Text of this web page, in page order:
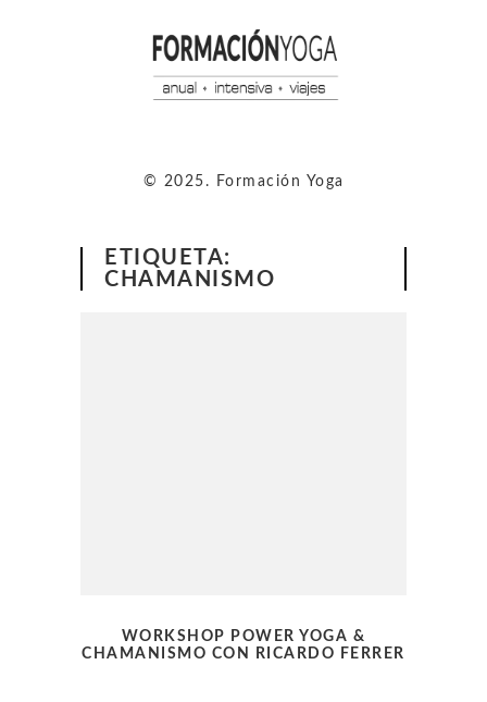
© 2025. Formación Yoga
ETIQUETA:
CHAMANISMO
WORKSHOP POWER YOGA &
CHAMANISMO CON RICARDO FERRER